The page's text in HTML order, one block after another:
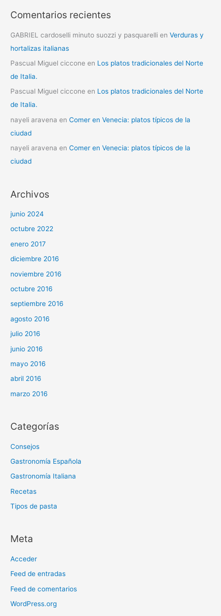
Comentarios recientes
GABRIEL cardoselli minuto suozzi y pasquarelli enVerduras y
hortalizas italianas
Pascual Miguel ciccone en Los platos tradicionales del Norte
de Italia.
Pascual Miguel ciccone en Los platos tradicionales del Norte
de Italia.
nayeli aravena enComer en Venecia: platos típicos de la
ciudad
nayeli aravena enComer en Venecia: platos típicos de la
ciudad
Archivos
junio 2024
octubre 2022
enero 2017
diciembre 2016
noviembre 2016
octubre 2016
septiembre 2016
agosto 2016
julio 2016
junio 2016
mayo 2016
abril 2016
marzo 2016
Categorías
Consejos
Gastronomía Española
Gastronomía Italiana
Recetas
Tipos de pasta
Meta
Acceder
Feed de entradas
Feed de comentarios
WordPress.org